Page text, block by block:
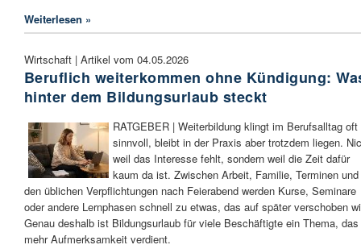
Weiterlesen »
Wirtschaft | Artikel vom 04.05.2026
Beruflich weiterkommen ohne Kündigung:
hinter dem Bildungsurlaub steckt
RATGEBER | Weiterbildung klingt im Berufsalltag oft
sinnvoll, bleibt in der Praxis aber trotzdem liegen.
weil das Interesse fehlt, sondern weil die Zeit dafür
kaum da ist. Zwischen Arbeit, Familie, Terminen und
den üblichen Verpflichtungen nach Feierabend werden Kurse, Seminare
oder andere Lernphasen schnell zu etwas, das auf später verschoben
Genau deshalb ist Bildungsurlaub für viele Beschäftigte ein Thema, das
mehr Aufmerksamkeit verdient.